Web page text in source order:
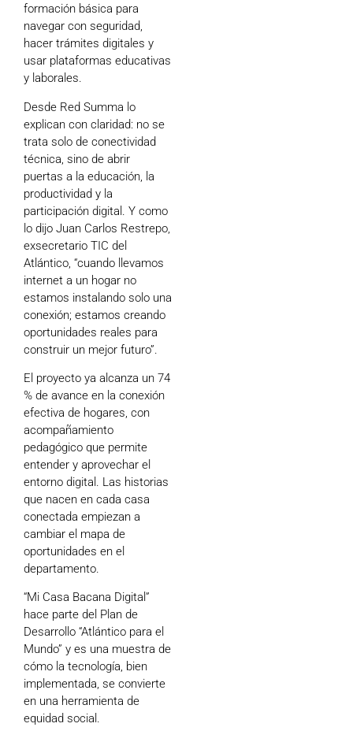
formación básica para
navegar con seguridad,
hacer trámites digitales y
usar plataformas educativas
y laborales.
Desde Red Summa lo
explican con claridad: no se
trata solo de conectividad
técnica, sino de abrir
puertas a la educación, la
productividad y la
participación digital. Y como
lo dijo Juan Carlos Restrepo,
exsecretario TIC del
Atlántico, “cuando llevamos
internet a un hogar no
estamos instalando solo una
conexión; estamos creando
oportunidades reales para
construir un mejor futuro”.
El proyecto ya alcanza un 74
% de avance en la conexión
efectiva de hogares, con
acompañamiento
pedagógico que permite
entender y aprovechar el
entorno digital. Las historias
que nacen en cada casa
conectada empiezan a
cambiar el mapa de
oportunidades en el
departamento.
“Mi Casa Bacana Digital”
hace parte del Plan de
Desarrollo “Atlántico para el
Mundo” y es una muestra de
cómo la tecnología, bien
implementada, se convierte
en una herramienta de
equidad social.